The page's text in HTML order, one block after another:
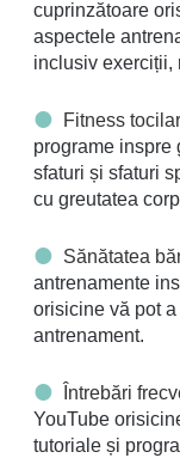
cuprinzătoare
aspectele
inclusiv exerciții,
Fitness tocilar
programe inspre
sfaturi și sfaturi
cu greutatea
Sănătatea
antrenamente
orisicine vă pot
antrenament.
Întrebări
YouTube
tutoriale și